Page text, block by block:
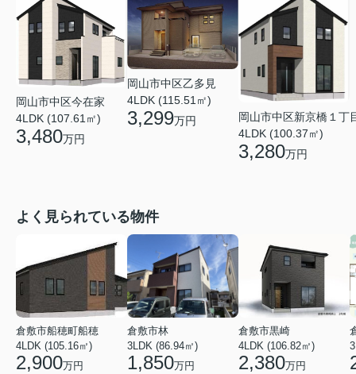
岡山市中区今在家
4LDK (107.61㎡)
3,480万円
岡山市中区乙多見
4LDK (115.51㎡)
3,299万円
岡山市中区新京橋１丁
4LDK (100.37㎡)
3,280万円
よく見られている物件
倉敷市船穂町船穂
4LDK (105.16㎡)
2,900万円
倉敷市林
3LDK (86.94㎡)
1,850万円
倉敷市黒崎
4LDK (106.82㎡)
2,380万円